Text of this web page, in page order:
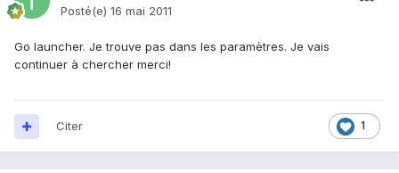
Posté(e) 16 mai 2011
Go launcher. Je trouve pas dans les paramètres. Je vais
continuer à chercher merci!
1
Citer